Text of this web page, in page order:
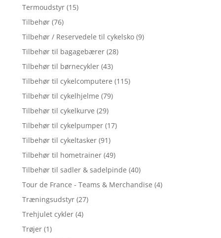
Termoudstyr (15)
Tilbehør (76)
Tilbehør / Reservedele til cykelsko (9)
Tilbehør til bagagebærer (28)
Tilbehør til børnecykler (43)
Tilbehør til cykelcomputere (115)
Tilbehør til cykelhjelme (79)
Tilbehør til cykelkurve (29)
Tilbehør til cykelpumper (17)
Tilbehør til cykeltasker (91)
Tilbehør til hometrainer (49)
Tilbehør til sadler & sadelpinde (40)
Tour de France - Teams & Merchandise (4)
Træningsudstyr (27)
Trehjulet cykler (4)
Trøjer (1)